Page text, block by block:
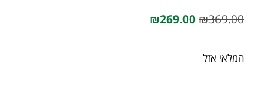
₪369.00
₪269.00
המלאי אזל